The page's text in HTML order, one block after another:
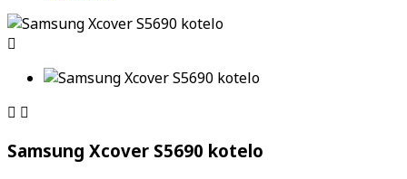

 
Samsung Xcover S5690 kotelo